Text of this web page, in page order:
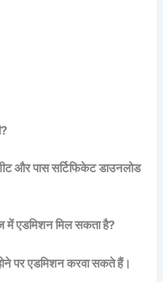
और पास सर्टिफिकेट डाउनलोड
में एडमिशन मिल सकता है?
होने पर एडमिशन करवा सकते हैं।